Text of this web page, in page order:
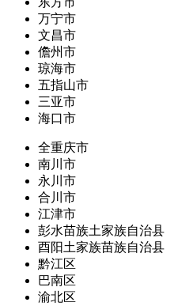
万宁市
文昌市
儋州市
琼海市
五指山市
三亚市
海口市
全重庆市
南川市
永川市
合川市
江津市
彭水苗族土家族自治县
酉阳土家族苗族自治县
黔江区
巴南区
渝北区